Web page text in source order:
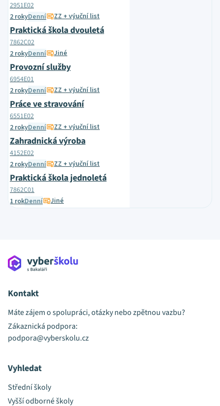
2951E02
2 rokyDenní ZZ + výuční list
Praktická škola dvouletá
7862C02
2 rokyDenní Jiné
Provozní služby
6954E01
2 rokyDenní ZZ + výuční list
Práce ve stravování
6551E02
2 rokyDenní ZZ + výuční list
Zahradnická výroba
4152E02
2 rokyDenní ZZ + výuční list
Praktická škola jednoletá
7862C01
1 rokDenní Jiné
Kontakt
Máte zájem o spolupráci, otázky nebo zpětnou vazbu?
Zákaznická podpora:
podpora@vyberskolu.cz
Vyhledat
Střední školy
Vyšší odborné školy